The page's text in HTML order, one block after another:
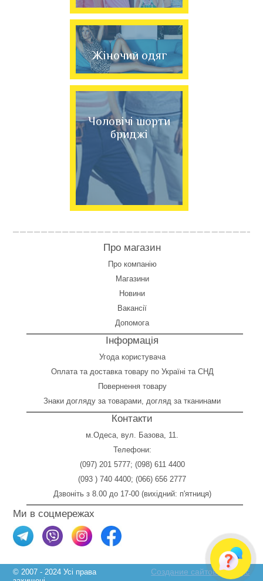
Жіночий одяг
Чоловічі шорти
бриджі
Про магазин
Про компанію
Магазини
Новини
Вакансії
Допомога
Інформація
Угода користувача
Оплата та доставка товару по Україні та СНД
Повернення товару
Знаки догляду за товарами, догляд за тканинами
Контакти
м.Одеса, вул. Базова, 11.
Телефони:
(097) 201 5777; (098) 611 4400
(093 ) 740 4400; (066) 656 2777
Дзвоніть з 8.00 до 17-00 (вихідний: п'ятниця)
Ми в соцмережах
© 2007 - 2024 Усі права
Создание сайтов Skylogic